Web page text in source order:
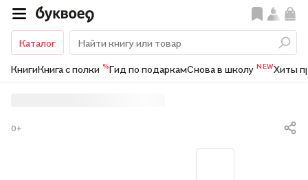
Каталог
КнигиКнига с полки %Гид по подаркамСнова в школу NEWХиты
0+